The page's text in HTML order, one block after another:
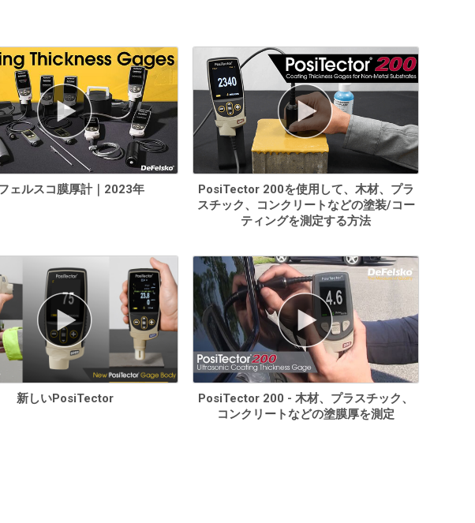
ェルスコ膜厚計｜2023年
PosiTector 200を使用して、木材、プラ
スチック、コンクリートなどの塗装/コー
ティングを測定する方法
新しいPosiTector
PosiTector 200 - 木材、プラスチック、
コンクリートなどの塗膜厚を測定